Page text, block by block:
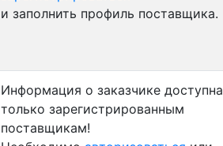
и заполнить профиль поставщика.
Информация о заказчике доступна
только зарегистрированным
поставщикам!